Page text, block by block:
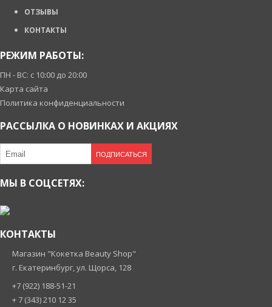
ОТЗЫВЫ
КОНТАКТЫ
РЕЖИМ РАБОТЫ:
ПН - ВС: с 10:00 до 20:00
Карта сайта
Политика конфиденциальности
РАССЫЛКА О НОВИНКАХ И АКЦИЯХ
ПОДПИСАТЬСЯ
МЫ В СОЦСЕТЯХ:
КОНТАКТЫ
Магазин "Кокетка Beauty Shop"
г. Екатеринбург, ул. Щорса, 128
+7 (922) 188-51-21
+ 7 (343) 210 12 35